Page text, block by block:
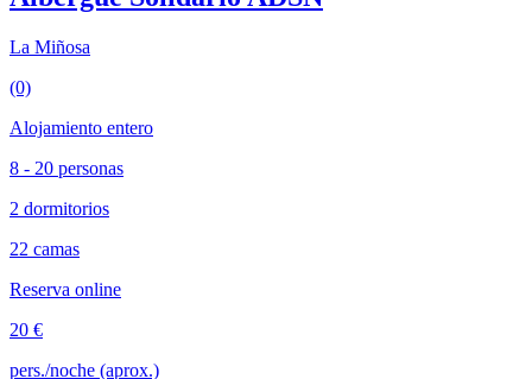
La Miñosa
(0)
Alojamiento entero
8 - 20 personas
2 dormitorios
22 camas
Reserva online
20 €
pers./noche (aprox.)